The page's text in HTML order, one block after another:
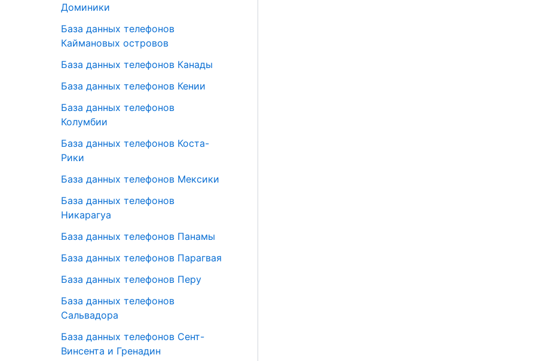
Доминики
База данных телефонов
Каймановых островов
База данных телефонов Канады
База данных телефонов Кении
База данных телефонов
Колумбии
База данных телефонов Коста-
Рики
База данных телефонов Мексики
База данных телефонов
Никарагуа
База данных телефонов Панамы
База данных телефонов Парагвая
База данных телефонов Перу
База данных телефонов
Сальвадора
База данных телефонов Сент-
Винсента и Гренадин